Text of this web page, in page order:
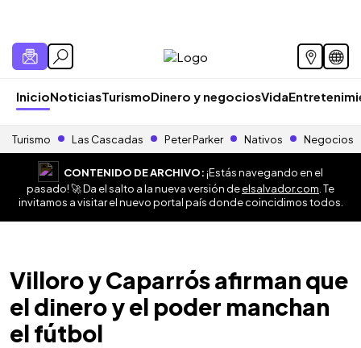
InicioNoticiasTurismoDinero y negociosVida
Turismo Las Cascadas Peter Parker Nativos Negocios
CONTENIDO DE ARCHIVO:¡Estás navegando en el
pasado! 🚀 Da el salto a la nueva versión deelsalvador.com . Te
invitamos a visitar el nuevo portal país donde coincidimos todos.
Villoro y Caparrós afirman que
el dinero y el poder manchan
el fútbol